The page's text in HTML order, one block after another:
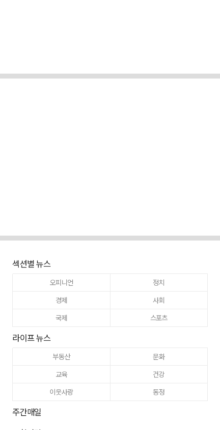
섹션별 뉴스
오피니언
정치
경제
사회
국제
스포츠
라이프 뉴스
부동산
문화
교육
건강
이웃사랑
동정
주간매일